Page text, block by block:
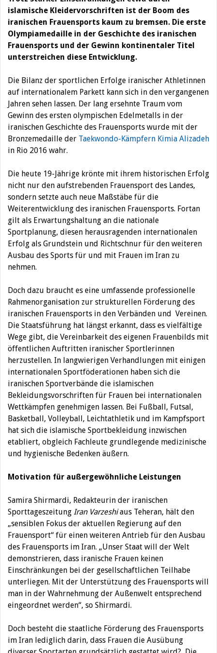
islamische Kleidervorschriften ist der Boom des
iranischen Frauensports kaum zu bremsen. Die erste
Olympiamedaille in der Geschichte des iranischen
Frauensports und der Gewinn kontinentaler Titel
unterstreichen diese Entwicklung.
Die Bilanz der sportlichen Erfolge iranischer Athletinnen
auf internationalem Parkett kann sich in den vergangenen
Jahren sehen lassen. Der lang ersehnte Traum vom
Gewinn des ersten olympischen Edelmetalls in der
iranischen Geschichte des Frauensports wurde mit der
Bronzemedaille der Taekwondo-Kämpfern Kimia Alizadeh
in Rio 2016 wahr.
Die heute 19-Jährige krönte mit ihrem historischen Erfolg
nicht nur den aufstrebenden Frauensport des Landes,
sondern setzte auch neue Maßstäbe für die
Weiterentwicklung des iranischen Frauensports. Fortan
gilt als Erwartungshaltung an die nationale
Sportplanung, diesen herausragenden internationalen
Erfolg als Grundstein und Richtschnur für den weiteren
Ausbau des Sports für und mit Frauen im Iran zu
nehmen.
Doch dazu braucht es eine umfassende professionelle
Rahmenorganisation zur strukturellen Förderung des
iranischen Frauensports in den Verbänden und Vereinen.
Die Staatsführung hat längst erkannt, dass es vielfältige
Wege gibt, die Vereinbarkeit des eigenen Frauenbilds mit
öffentlichen Auftritten iranischer Sportlerinnen
herzustellen. In langwierigen Verhandlungen mit einigen
internationalen Sportföderationen haben sich die
iranischen Sportverbände die islamischen
Bekleidungsvorschriften für Frauen bei internationalen
Wettkämpfen genehmigen lassen. Bei Fußball, Futsal,
Basketball, Volleyball, Leichtathletik und im Kampfsport
hat sich die islamische Sportbekleidung inzwischen
etabliert, obgleich Fachleute grundlegende medizinische
und hygienische Bedenken äußern.
Motivation für außergewöhnliche Leistungen
Samira Shirmardi, Redakteurin der iranischen
Sporttageszeitung Iran Varzeshiaus Teheran, hält den
„sensiblen Fokus der aktuellen Regierung auf den
Frauensport“ für einen weiteren Antrieb für den Ausbau
des Frauensports im Iran. „Unser Staat will der Welt
demonstrieren, dass iranische Frauen keinen
Einschränkungen bei der gesellschaftlichen Teilhabe
unterliegen. Mit der Unterstützung des Frauensports will
man in der Wahrnehmung der Außenwelt entsprechend
eingeordnet werden“, so Shirmardi.
Doch besteht die staatliche Förderung des Frauensports
im Iran lediglich darin, dass Frauen die Ausübung